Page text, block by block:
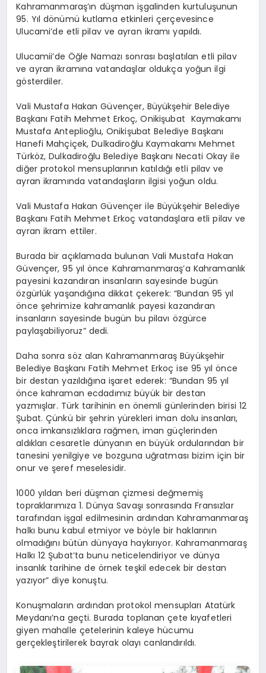
Kahramanmaraş’ın düşman işgalinden kurtuluşunun
95. Yıl dönümü kutlama etkinleri çerçevesince
Ulucami’de etli pilav ve ayran ikramı yapıldı.
Ulucamii’de Öğle Namazı sonrası başlatılan etli pilav
ve ayran ikramına vatandaşlar oldukça yoğun ilgi
gösterdiler.
Vali Mustafa Hakan Güvençer, Büyükşehir Belediye
Başkanı Fatih Mehmet Erkoç, Onikişubat Kaymakamı
Mustafa Anteplioğlu, Onikişubat Belediye Başkanı
Hanefi Mahçiçek, Dulkadiroğlu Kaymakamı Mehmet
Türköz, Dulkadiroğlu Belediye Başkanı Necati Okay ile
diğer protokol mensuplarının katıldığı etli pilav ve
ayran ikramında vatandaşların ilgisi yoğun oldu.
Vali Mustafa Hakan Güvençer ile Büyükşehir Belediye
Başkanı Fatih Mehmet Erkoç vatandaşlara etli pilav ve
ayran ikram ettiler.
Burada bir açıklamada bulunan Vali Mustafa Hakan
Güvençer, 95 yıl önce Kahramanmaraş’a Kahramanlık
payesini kazandıran insanların sayesinde bugün
özgürlük yaşandığına dikkat çekerek: “Bundan 95 yıl
önce şehrimize kahramanlık payesi kazandıran
insanların sayesinde bugün bu pilavı özgürce
paylaşabiliyoruz” dedi.
Daha sonra söz alan Kahramanmaraş Büyükşehir
Belediye Başkanı Fatih Mehmet Erkoç ise 95 yıl önce
bir destan yazıldığına işaret ederek: “Bundan 95 yıl
önce kahraman ecdadımız büyük bir destan
yazmışlar. Türk tarihinin en önemli günlerinden birisi 12
Şubat. Çünkü bir şehrin yürekleri iman dolu insanları,
onca imkansızlıklara rağmen, iman güçlerinden
aldıkları cesaretle dünyanın en büyük ordularından bir
tanesini yenilgiye ve bozguna uğratması bizim için bir
onur ve şeref meselesidir.
1000 yıldan beri düşman çizmesi değmemiş
topraklarımıza 1. Dünya Savaşı sonrasında Fransızlar
tarafından işgal edilmesinin ardından Kahramanmaraş
halkı bunu kabul etmiyor ve böyle bir haklarının
olmadığını bütün dünyaya haykırıyor. Kahramanmaraş
Halkı 12 Şubat’ta bunu neticelendiriyor ve dünya
insanlık tarihine de örnek teşkil edecek bir destan
yazıyor” diye konuştu.
Konuşmaların ardından protokol mensupları Atatürk
Meydanı’na geçti. Burada toplanan çete kıyafetleri
giyen mahalle çetelerinin kaleye hücumu
gerçekleştirilerek bayrak olayı canlandırıldı.